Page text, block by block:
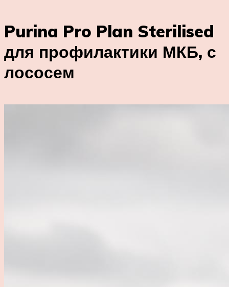
Purina Pro Plan Sterilised
для профилактики МКБ, с
лососем